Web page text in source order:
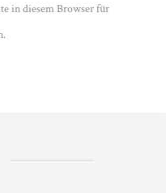
in diesem Browser für